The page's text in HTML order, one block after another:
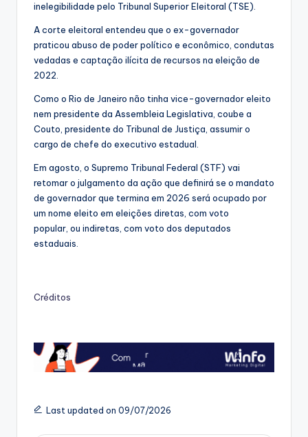
inelegibilidade pelo Tribunal Superior Eleitoral (TSE).
A corte eleitoral entendeu que o ex-governador
praticou abuso de poder político e econômico, condutas
vedadas e captação ilícita de recursos na eleição de
2022.
Como o Rio de Janeiro não tinha vice-governador eleito
nem presidente da Assembleia Legislativa, coube a
Couto, presidente do Tribunal de Justiça, assumir o
cargo de chefe do executivo estadual.
Em agosto, o Supremo Tribunal Federal (STF) vai
retomar o julgamento da ação que definirá se o mandato
de governador que termina em 2026 será ocupado por
um nome eleito em eleições diretas, com voto
popular, ou indiretas, com voto dos deputados
estaduais.
Créditos
Last updated on 09/07/2026